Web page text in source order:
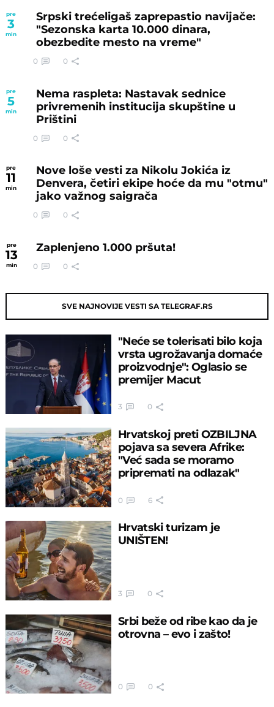
pre
3
min
Srpski trećeligaš zaprepastio navijače:
"Sezonska karta 10.000 dinara,
obezbedite mesto na vreme"
0 0
pre
5
min
Nema raspleta: Nastavak sednice
privremenih institucija skupštine u
Prištini
0 0
pre
11
min
Nove loše vesti za Nikolu Jokića iz
Denvera, četiri ekipe hoće da mu "otmu"
jako važnog saigrača
0 0
pre
13
min
Zaplenjeno 1.000 pršuta!
0 0
SVE NAJNOVIJE VESTI SA TELEGRAF.RS
"Neće se tolerisati bilo koja
vrsta ugrožavanja domaće
proizvodnje": Oglasio se
premijer Macut
3 0
Hrvatskoj preti OZBILJNA
pojava sa severa Afrike:
"Već sada se moramo
pripremati na odlazak"
0 6
Hrvatski turizam je
UNIŠTEN!
3 0
Srbi beže od ribe kao da je
otrovna – evo i zašto!
0 0